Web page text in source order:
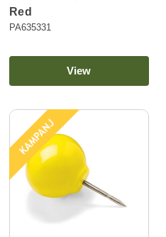
Red
PA635331
View